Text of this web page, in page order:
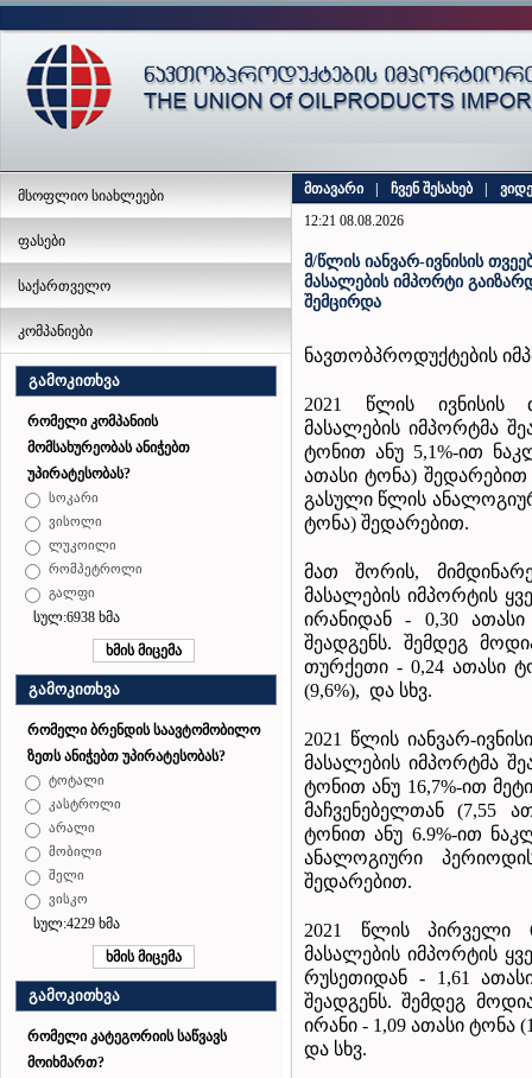
მსოფლიო სიახლეები
ფასები
საქართველო
კომპანიები
გამოკითხვა
რომელი კომპანიის
მომსახურეობას ანიჭებთ
უპირატესობას?
სოკარი
ვისოლი
ლუკოილი
რომპეტროლი
გალფი
სულ:6938 ხმა
გამოკითხვა
რომელი ბრენდის საავტომობილო
ზეთს ანიჭებთ უპირატესობას?
ტოტალი
კასტროლი
არალი
მობილი
შელი
ვისკო
სულ:4229 ხმა
გამოკითხვა
რომელი კატეგორიის საწვავს
მოიხმართ?
მთავარი ჩვენ შესახებ
12:21 08.08.2026
მ/წლის იანვარ-ივნისის
მასალების იმპორტი
შემცირდა
ნავთობპროდუქტების
2021 წლის ივნისის
მასალების იმპორტმა
ტონით ანუ 5,1%-ით
ათასი ტონა) შედარებით
გასული წლის
ტონა) შედარებით.
მათ შორის,
მასალების იმპორტის
ირანიდან - 0,30
შეადგენს. შემდეგ
თურქეთი - 0,24 ათასი
(9,6%), და სხვ.
2021 წლის იანვარ-
მასალების იმპორტმა
ტონით ანუ 16,7%-ით
მაჩვენებელთან (7,55
ტონით ანუ 6.9%-ით
ანალოგიური
შედარებით.
2021 წლის პირველი 6
მასალების იმპორტის
რუსეთიდან - 1,61
შეადგენს. შემდეგ
ირანი - 1,09 ათასი ტონა
და სხვ.